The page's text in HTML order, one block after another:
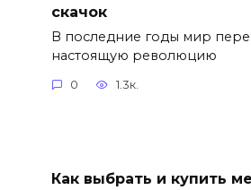
скачок
В последние годы мир
настоящую революцию
0 1.3к.
Как выбрать и купить